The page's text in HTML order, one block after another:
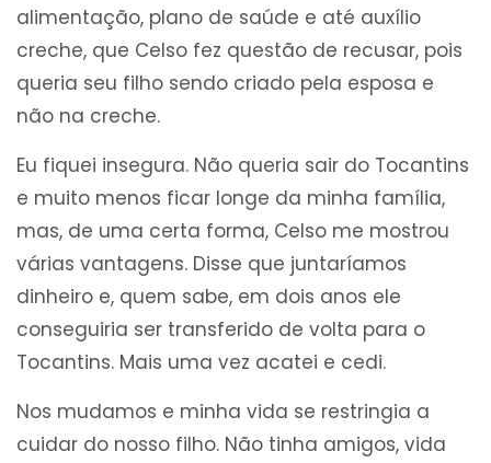
alimentação, plano de saúde e até auxílio
creche, que Celso fez questão de recusar, pois
queria seu filho sendo criado pela esposa e
não na creche.
Eu fiquei insegura. Não queria sair do Tocantins
e muito menos ficar longe da minha família,
mas, de uma certa forma, Celso me mostrou
várias vantagens. Disse que juntaríamos
dinheiro e, quem sabe, em dois anos ele
conseguiria ser transferido de volta para o
Tocantins. Mais uma vez acatei e cedi.
Nos mudamos e minha vida se restringia a
cuidar do nosso filho. Não tinha amigos, vida